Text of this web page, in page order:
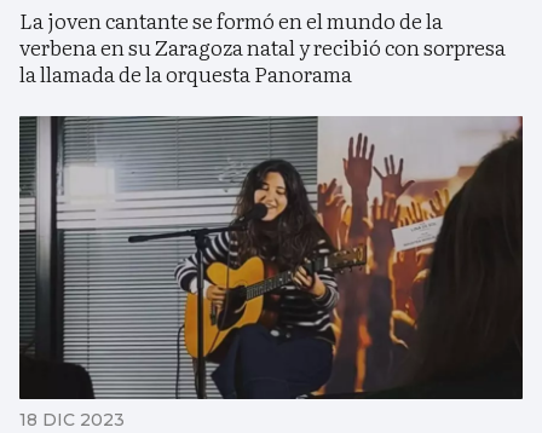
La joven cantante se formó en el mundo de la
verbena en su Zaragoza natal y recibió con sorpresa
la llamada de la orquesta Panorama
18 DIC 2023